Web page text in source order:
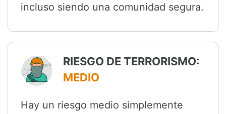
incluso siendo una comunidad segura.
RIESGO DE TERRORISMO:
MEDIO
Hay un riesgo medio simplemente